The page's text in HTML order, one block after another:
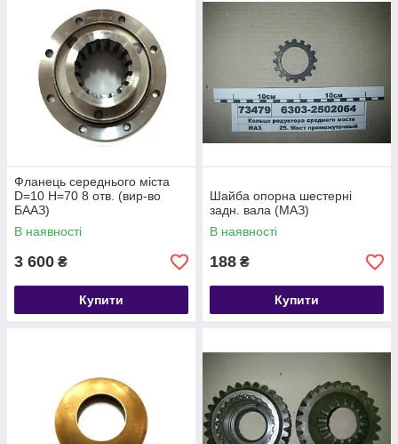
Фланець середнього міста
D=10 H=70 8 отв. (вир-во
БААЗ)
В наявності
3 600 ₴
Купити
Шайба опорна шестерні
задн. вала (МАЗ)
В наявності
188 ₴
Купити